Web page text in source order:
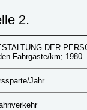
2.
DER
Fahrgäste/km;
Jahr